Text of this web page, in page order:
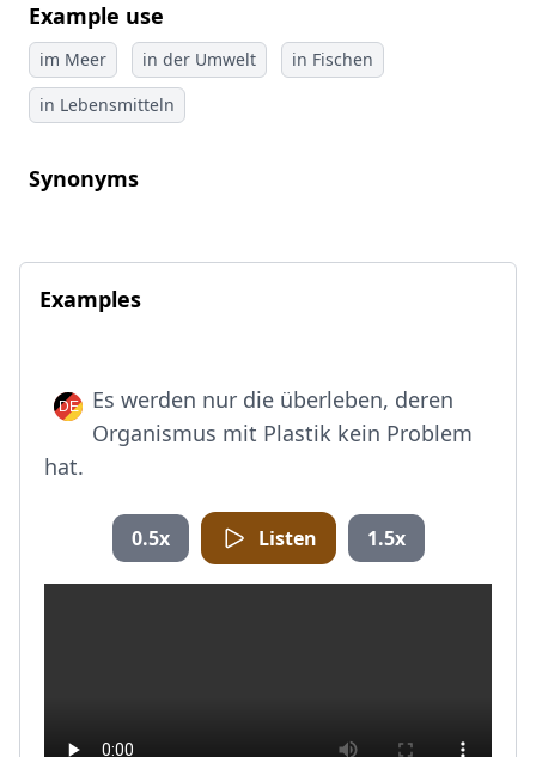
Example use
im Meer in der Umwelt
in Fischen
in Lebensmitteln
Synonyms
Examples
Es werden nur die überleben, deren
Organismus mit Plastik kein Problem
hat.
0.5x Listen 1.5x